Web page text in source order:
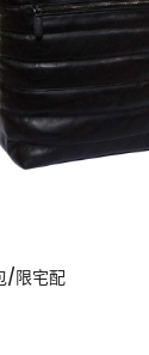
/限宅配